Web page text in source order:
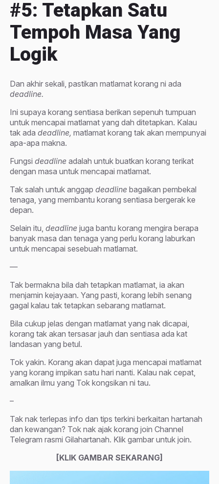
#5: Tetapkan Satu
Tempoh Masa Yang
Logik
Dan akhir sekali, pastikan matlamat korang ni ada
deadline.
Ini supaya korang sentiasa berikan sepenuh tumpuan
untuk mencapai matlamat yang dah ditetapkan. Kalau
tak ada deadline, matlamat korang tak akan mempunyai
apa-apa makna.
Fungsi deadline adalah untuk buatkan korang terikat
dengan masa untuk mencapai matlamat.
Tak salah untuk anggap deadline bagaikan pembekal
tenaga, yang membantu korang sentiasa bergerak ke
depan.
Selain itu, deadline juga bantu korang mengira berapa
banyak masa dan tenaga yang perlu korang laburkan
untuk mencapai sesebuah matlamat.
—
Tak bermakna bila dah tetapkan matlamat, ia akan
menjamin kejayaan. Yang pasti, korang lebih senang
gagal kalau tak tetapkan sebarang matlamat.
Bila cukup jelas dengan matlamat yang nak dicapai,
korang tak akan tersasar jauh dan sentiasa ada kat
landasan yang betul.
Tok yakin. Korang akan dapat juga mencapai matlamat
yang korang impikan satu hari nanti. Kalau nak cepat,
amalkan ilmu yang Tok kongsikan ni tau.
–
Tak nak terlepas info dan tips terkini berkaitan hartanah
dan kewangan? Tok nak ajak korang join Channel
Telegram rasmi Gilahartanah. Klik gambar untuk join.
[KLIK GAMBAR SEKARANG]